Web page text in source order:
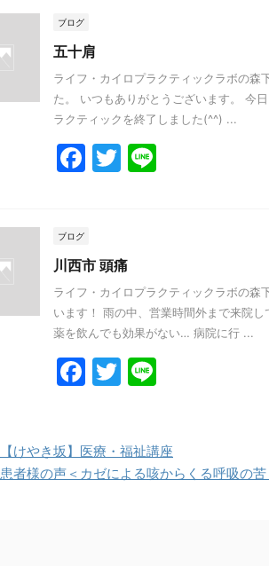
b
o
o
k
ブログ
五十肩
ライフ・カイロプラクティックラボの森
た。 いつもありがとうございます。 今
ラクティックを終了しました(^^) ...
F
b
o
o
k
T
ブログ
川西市 頭痛
ライフ・カイロプラクティックラボの森
います！ 雨の中、営業時間外まで来院
薬を飲んでも効果がない… 病院に行 ...
F
e
b
T
er
【けやき坂】医療・福祉講座
患者様の声＜カゼによる咳からくる呼吸の苦